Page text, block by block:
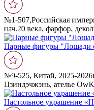
№1-507,Российская
нач.20 века, фарфор,
Парные фигуры "Лошади
№9-525, Китай, 2025-
Цзиндэчжэнь, ателье
Настольное украшение